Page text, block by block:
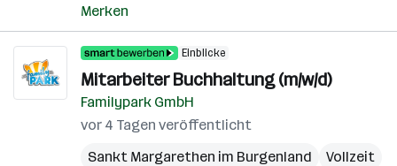
Merken
Einblicke
Mitarbeiter Buchhaltung (m/w/d)
Familypark GmbH
vor 4 Tagen veröffentlicht
Sankt Margarethen im Burgenland
Vollzeit